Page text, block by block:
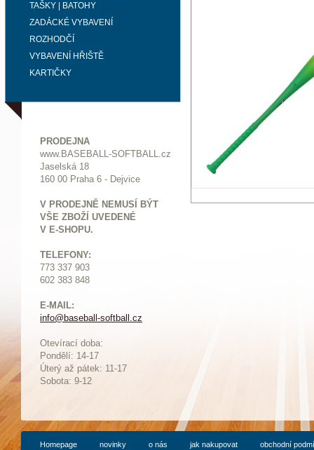
TAŠKY | BATOHY
ZADÁCKÉ VYBAVENÍ
ROZHODČÍ
VYBAVENÍ HŘIŠTĚ
KARTIČKY
PRODEJNA
www.BASEBALL-SOFTBALL.cz
Jaselská 18
160 00 Praha 6 - Dejvice
V PRODEJNĚ NEMUSÍ BÝT
VŠE ZBOŽÍ UVEDENÉ
V E-SHOPU.
TELEFONY:
773 337 903
602 383 848
E-MAIL:
info@baseball-softball.cz
Otevírací doba:
Pondělí: 14-17
Úterý až pátek: 11-17
Sobota: 9-12
Homepage novinky o nás jak nakupovat obchodní